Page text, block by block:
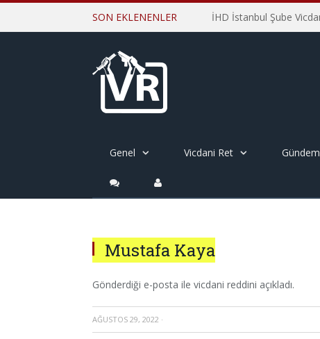
SON EKLENENLER
Genel Vicdani Ret Gündem
Mustafa Kaya
Gönderdiği e-posta ile vicdani reddini açıkladı.
AĞUSTOS 29, 2022 ·